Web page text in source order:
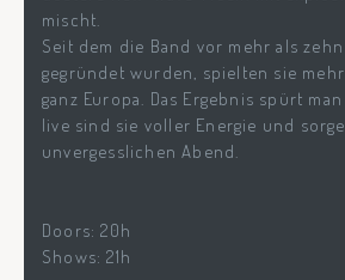
mischt.
Seit dem die Band vor mehr als
gegründet wurden, spielten sie
ganz Europa. Das Ergebnis spürt
live sind sie voller Energie und
unvergesslichen Abend.
Doors: 20h
Shows: 21h